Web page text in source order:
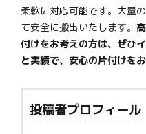
柔軟に対応可能です。大量
て安全に搬出いたします。
付けをお考えの方は、ぜひ
と実績で、安心の片付けを
投稿者プロフィール